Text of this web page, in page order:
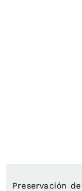
Preservación